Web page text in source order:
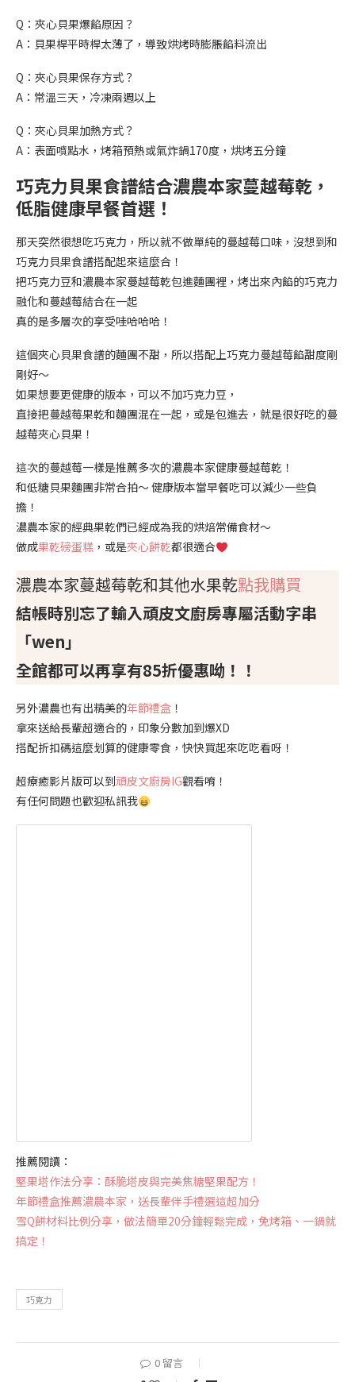
Q：夾心貝果爆餡原因？
A：貝果桿平時桿太薄了，導致烘烤時膨脹餡料流出
Q：夾心貝果保存方式？
A：常溫三天，冷凍兩週以上
Q：夾心貝果加熱方式？
A：表面噴點水，烤箱預熱或氣炸鍋170度，烘烤五分鐘
巧克力貝果食譜結合濃農本家蔓越莓乾，
低脂健康早餐首選！
那天突然很想吃巧克力，所以就不做單純的蔓越莓口味，沒想到和
巧克力貝果食譜搭配起來這麼合！
把巧克力豆和濃農本家蔓越莓乾包進麵團裡，烤出來內餡的巧克力
融化和蔓越莓結合在一起
真的是多層次的享受哇哈哈哈！
這個夾心貝果食譜的麵團不甜，所以搭配上巧克力蔓越莓餡甜度剛
剛好～
如果想要更健康的版本，可以不加巧克力豆，
直接把蔓越莓果乾和麵團混在一起，或是包進去，就是很好吃的蔓
越莓夾心貝果！
這次的蔓越莓一樣是推薦多次的濃農本家健康蔓越莓乾！
和低糖貝果麵團非常合拍～ 健康版本當早餐吃可以減少一些負
擔！
濃農本家的經典果乾們已經成為我的烘焙常備食材～
做成果乾磅蛋糕 ，或是夾心餅乾都很適合
濃農本家蔓越莓乾和其他水果乾點我購買
結帳時別忘了輸入頑皮文廚房專屬活動字串
「wen」
全館都可以再享有85折優惠呦！！
另外濃農也有出精美的年節禮盒 ！
拿來送給長輩超適合的，印象分數加到爆XD
搭配折扣碼這麼划算的健康零食，快快買起來吃吃看呀！
超療癒影片版可以到頑皮文廚房IG觀看唷！
有任何問題也歡迎私訊我
推薦閱讀：
堅果塔作法分享：酥脆塔皮與完美焦糖堅果配方！
年節禮盒推薦濃農本家，送長輩伴手禮選這超加分
雪Q餅材料比例分享，做法簡單20分鐘輕鬆完成，免烤箱、一鍋就
搞定！
巧克力
0 留言